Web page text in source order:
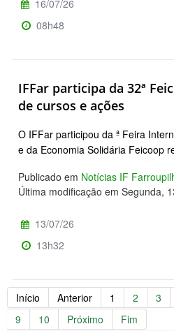
16/07/26
08h48
IFFar participa da 32ª
de cursos e ações
O IFFar participou da ª Feira
e da Economia Solidária Feicoop
Publicado em Notícias IF
Última modificação em Segunda,
13/07/26
13h32
Início Anterior 1 2 3
9
10 Próximo
Fim